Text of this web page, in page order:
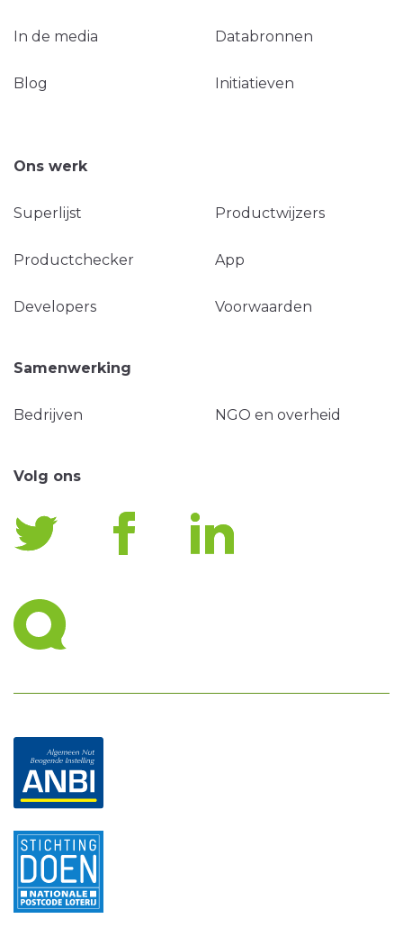
In de media Databronnen
Blog Initiatieven
Ons werk
Superlijst Productwijzers
Productchecker App
Developers Voorwaarden
Samenwerking
Bedrijven NGO en overheid
Volg ons